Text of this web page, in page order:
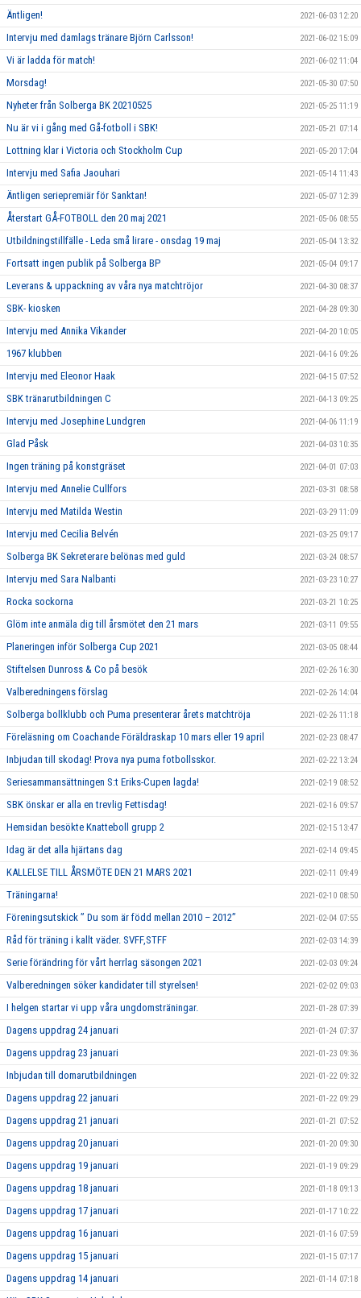
Äntligen! 2021-06-03 12:20
Intervju med damlags tränare Björn Carlsson! 2021-06-02 15:09
Vi är ladda för match! 2021-06-02 11:04
Morsdag! 2021-05-30 07:50
Nyheter från Solberga BK 20210525 2021-05-25 11:19
Nu är vi i gång med Gå-fotboll i SBK! 2021-05-21 07:14
Lottning klar i Victoria och Stockholm Cup 2021-05-20 17:04
Intervju med Safia Jaouhari 2021-05-14 11:43
Äntligen seriepremiär för Sanktan! 2021-05-07 12:39
Återstart GÅ-FOTBOLL den 20 maj 2021 2021-05-06 08:55
Utbildningstillfälle - Leda små lirare - onsdag 19 maj 2021-05-04 13:32
Fortsatt ingen publik på Solberga BP 2021-05-04 09:17
Leverans & uppackning av våra nya matchtröjor 2021-04-30 08:37
SBK- kiosken 2021-04-28 09:30
Intervju med Annika Vikander 2021-04-20 10:05
1967 klubben 2021-04-16 09:26
Intervju med Eleonor Haak 2021-04-15 07:52
SBK tränarutbildningen C 2021-04-13 09:25
Intervju med Josephine Lundgren 2021-04-06 11:19
Glad Påsk 2021-04-03 10:35
Ingen träning på konstgräset 2021-04-01 07:03
Intervju med Annelie Cullfors 2021-03-31 08:58
Intervju med Matilda Westin 2021-03-29 11:09
Intervju med Cecilia Belvén 2021-03-25 09:17
Solberga BK Sekreterare belönas med guld 2021-03-24 08:57
Intervju med Sara Nalbanti 2021-03-23 10:27
Rocka sockorna 2021-03-21 10:25
Glöm inte anmäla dig till årsmötet den 21 mars 2021-03-11 09:55
Planeringen inför Solberga Cup 2021 2021-03-05 08:44
Stiftelsen Dunross & Co på besök 2021-02-26 16:30
Valberedningens förslag 2021-02-26 14:04
Solberga bollklubb och Puma presenterar årets matchtröja 2021-02-26 11:18
Föreläsning om Coachande Föräldraskap 10 mars eller 19 april 2021-02-23 08:47
Inbjudan till skodag! Prova nya puma fotbollsskor. 2021-02-22 13:24
Seriesammansättningen S:t Eriks-Cupen lagda! 2021-02-19 08:52
SBK önskar er alla en trevlig Fettisdag! 2021-02-16 09:57
Hemsidan besökte Knatteboll grupp 2 2021-02-15 13:47
Idag är det alla hjärtans dag 2021-02-14 09:45
KALLELSE TILL ÅRSMÖTE DEN 21 MARS 2021 2021-02-11 09:49
Träningarna! 2021-02-10 08:50
Föreningsutskick ” Du som är född mellan 2010 – 2012” 2021-02-04 07:55
Råd för träning i kallt väder. SVFF,STFF 2021-02-03 14:39
Serie förändring för vårt herrlag säsongen 2021 2021-02-03 09:24
Valberedningen söker kandidater till styrelsen! 2021-02-02 09:03
I helgen startar vi upp våra ungdomsträningar. 2021-01-28 07:39
Dagens uppdrag 24 januari 2021-01-24 07:37
Dagens uppdrag 23 januari 2021-01-23 09:36
Inbjudan till domarutbildningen 2021-01-22 09:32
Dagens uppdrag 22 januari 2021-01-22 09:29
Dagens uppdrag 21 januari 2021-01-21 07:52
Dagens uppdrag 20 januari 2021-01-20 09:30
Dagens uppdrag 19 januari 2021-01-19 09:29
Dagens uppdrag 18 januari 2021-01-18 09:13
Dagens uppdrag 17 januari 2021-01-17 10:22
Dagens uppdrag 16 januari 2021-01-16 07:59
Dagens uppdrag 15 januari 2021-01-15 07:17
Dagens uppdrag 14 januari 2021-01-14 07:18